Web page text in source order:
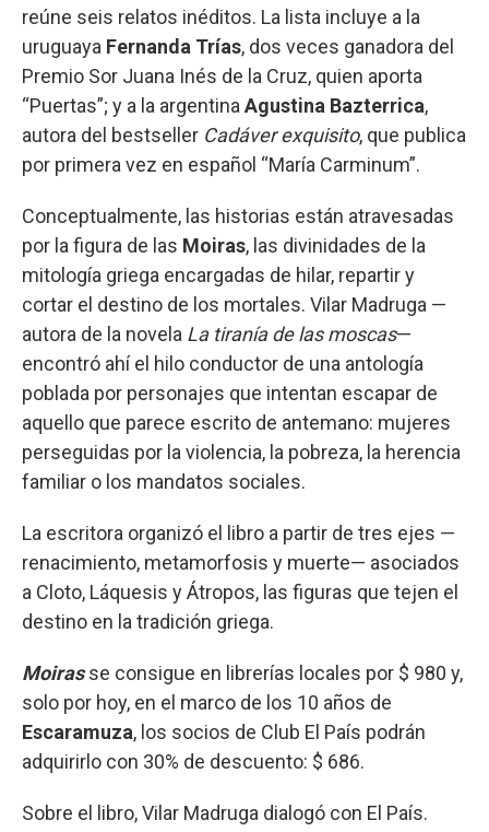
reúne seis relatos inéditos. La lista incluye a la
uruguaya Fernanda Trías, dos veces ganadora del
Premio Sor Juana Inés de la Cruz, quien aporta
“Puertas”; y a la argentina Agustina Bazterrica,
autora del bestseller Cadáver exquisito, que publica
por primera vez en español “María Carminum”.
Conceptualmente, las historias están atravesadas
por la figura de las Moiras, las divinidades de la
mitología griega encargadas de hilar, repartir y
cortar el destino de los mortales. Vilar Madruga —
autora de la novela La tiranía de las moscas—
encontró ahí el hilo conductor de una antología
poblada por personajes que intentan escapar de
aquello que parece escrito de antemano: mujeres
perseguidas por la violencia, la pobreza, la herencia
familiar o los mandatos sociales.
La escritora organizó el libro a partir de tres ejes —
renacimiento, metamorfosis y muerte— asociados
a Cloto, Láquesis y Átropos, las figuras que tejen el
destino en la tradición griega.
Moirasse consigue en librerías locales por $ 980 y,
solo por hoy, en el marco de los 10 años de
Escaramuza, los socios de Club El País podrán
adquirirlo con 30% de descuento: $ 686.
Sobre el libro, Vilar Madruga dialogó con El País.